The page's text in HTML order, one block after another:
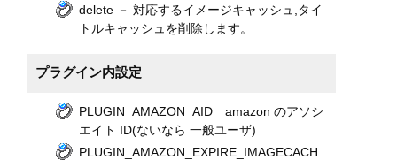
delete － 対応するイメージキャッシュ,タイ
トルキャッシュを削除します。
プラグイン内設定
PLUGIN_AMAZON_AID amazon のアソシ
エイト ID(ないなら 一般ユーザ)
PLUGIN_AMAZON_EXPIRE_IMAGECACH